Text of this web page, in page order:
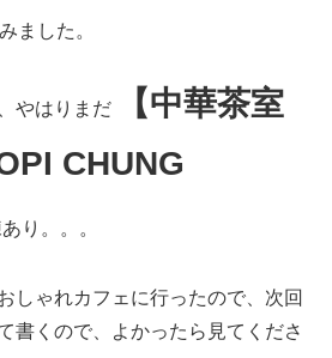
ました。
やはりまだ
【中華茶室
CHUNG
り。。。
しゃれカフェに行ったので、次回
書くので、よかったら見てくださ